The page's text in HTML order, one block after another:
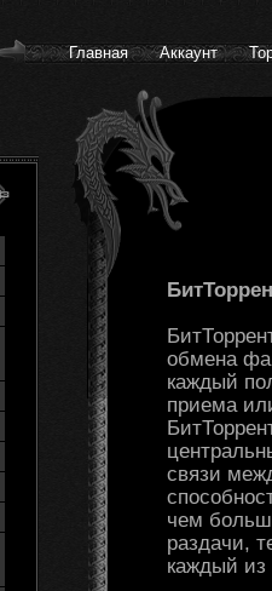
Главная Аккаунт
обмена
каждый
приема
связи
чем
раздачи,
каждый